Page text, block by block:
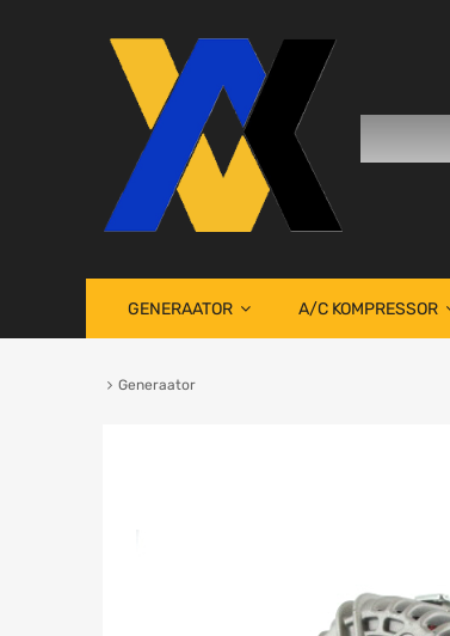
GENERAATOR A/C KOMPRESSOR
Generaator